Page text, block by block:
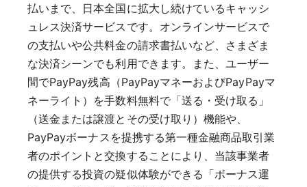
払いまで、日本全国に拡大し続けているキャッシ
ュレス決済サービスです。オンラインサービスで
の支払いや公共料金の請求書払いなど、さまざま
な決済シーンでも利用できます。また、ユーザー
間でPayPay残高（PayPayマネーおよびPayPayマ
ネーライト）を手数料無料で「送る・受け取る」
（送金または譲渡とその受け取り）機能や、
PayPayボーナスを提携する第一種金融商品取引業
者のポイントと交換することにより、当該事業者
の提供する投資の疑似体験ができる「ボーナス運